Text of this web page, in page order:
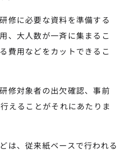
修に必要な資料を準備する
、大人数が一斉に集まるこ
費用などをカットできるこ
修対象者の出欠確認、事前
えることがそれにあたりま
は、従来紙ベースで行われる